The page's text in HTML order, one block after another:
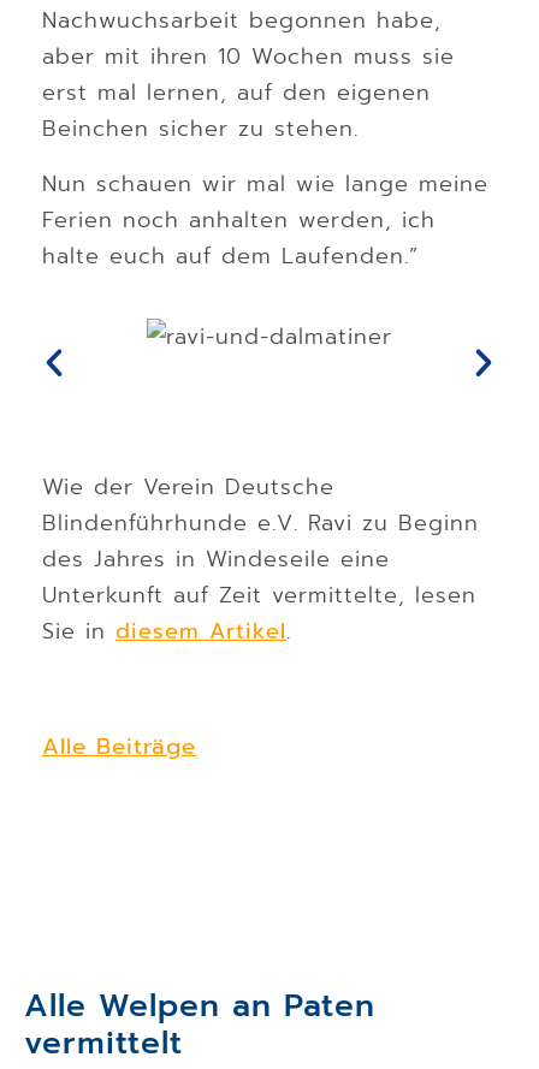
Nachwuchsarbeit begonnen habe,
aber mit ihren 10 Wochen muss sie
erst mal lernen, auf den eigenen
Beinchen sicher zu stehen.
Nun schauen wir mal wie lange meine
Ferien noch anhalten werden, ich
halte euch auf dem Laufenden.”
Wie der Verein Deutsche
Blindenführhunde e.V. Ravi zu Beginn
des Jahres in Windeseile eine
Unterkunft auf Zeit vermittelte, lesen
Sie in diesem Artikel.
Alle Beiträge
Alle Welpen an Paten
vermittelt